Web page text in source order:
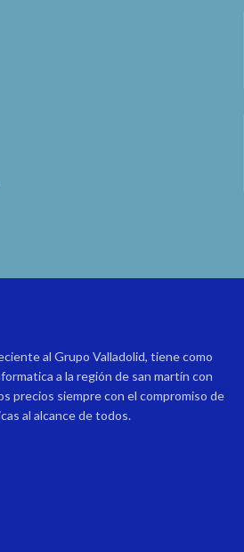
al Grupo Valladolid, tiene como
a la región de san martín con
precios siempre con el compromiso de
al alcance de todos.